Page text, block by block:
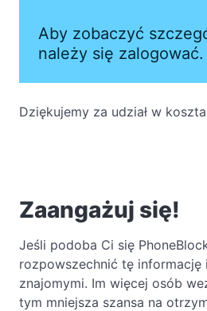
Aby zobaczyć
należy się zalogować.
Dziękujemy za udział w
Zaangażuj się!
Jeśli podoba Ci się
rozpowszechnić tę informację
znajomymi. Im więcej osób
tym mniejsza szansa na